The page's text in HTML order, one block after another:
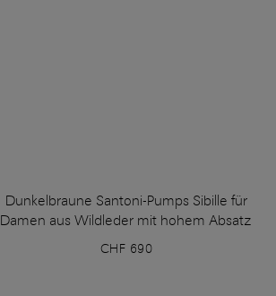
Dunkelbraune Santoni-Pumps Sibille für
Damen aus Wildleder mit hohem Absatz
CHF 690